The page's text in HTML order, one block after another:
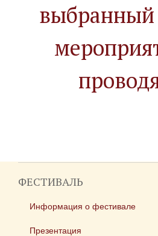
выбранный
ФЕСТИВАЛЬ
Информация о фестивале
Презентация